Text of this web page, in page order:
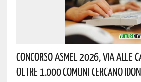
Concorso Asmel 2026, Via Alle
Oltre 1.000 Comuni Cercano